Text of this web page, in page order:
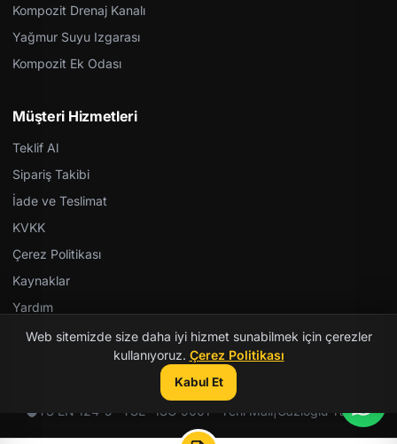
Kompozit Drenaj Kanalı
Yağmur Suyu Izgarası
Kompozit Ek Odası
Müşteri Hizmetleri
Teklif Al
Sipariş Takibi
İade ve Teslimat
KVKK
Çerez Politikası
Kaynaklar
Yardım
© 2026 Kent Teknik Kimya. Tüm hakları saklıdır.
TS EN 124-5 · TSE · ISO 9001 · Yerli Malı|Gazioğlu Yazılım
Web sitemizde size daha iyi hizmet sunabilmek için çerezler
kullanıyoruz. Çerez Politikası
Kabul Et